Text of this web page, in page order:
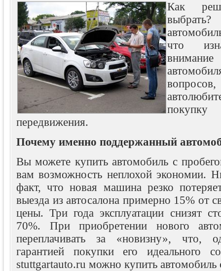
Как
что
передвижения.
Почему именно поддержанный
Вы можете купить автомобиль с
вам возможность неплохой экономии.
факт, что новая машина резко
выезда из автосалона примерно 15% от
цены. Три года эксплуатации снизят
70%. При приобретении нового
переплачивать за «новизну», что,
гарантией покупки его идеального
stuttgartauto.ru можно купить автомобиль